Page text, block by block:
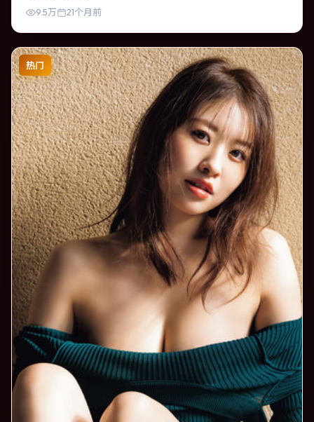
凑，人物动机清晰，适合喜欢强情节与细腻表演的观众。
9.5万 21个月前
热门